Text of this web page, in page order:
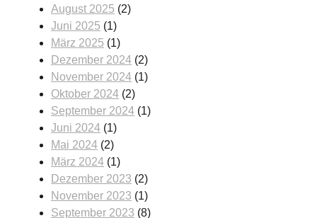
August 2025 (2)
Juni 2025 (1)
März 2025 (1)
Dezember 2024 (2)
November 2024 (1)
Oktober 2024 (2)
September 2024 (1)
Juni 2024 (1)
Mai 2024 (2)
März 2024 (1)
Dezember 2023 (2)
November 2023 (1)
September 2023 (8)